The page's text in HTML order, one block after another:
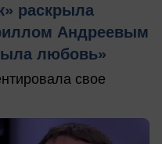
раскрыла
Андреевым
любовь»
свое